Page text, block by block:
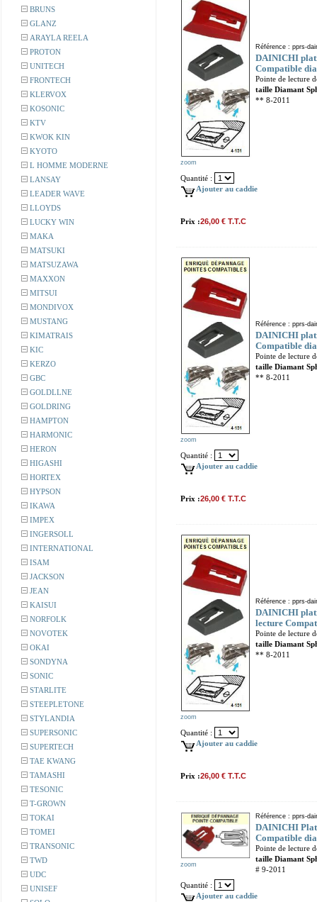
BRUNS
GLANZ
ARAYLA REELA
PROTON
UNITECH
FRONTECH
KLERVOX
KOSONIC
KTV
KWOK KIN
KYOTO
L HOMME MODERNE
LANSAY
LEADER WAVE
LLOYDS
LUCKY WIN
MAKA
MATSUKI
MATSUZAWA
MAXXON
MITSUI
MONDIVOX
MUSTANG
KIMATRAIS
KIC
KERZO
GBC
GOLDLLNE
GOLDRING
HAMPTON
HARMONIC
HERON
HIGASHI
HORTEX
HYPSON
IKAWA
IMPEX
INGERSOLL
INTERNATIONAL
ISAM
JACKSON
JEAN
KAISUI
NORFOLK
NOVOTEK
OKAI
SONDYNA
SONIC
STARLITE
STEEPLETONE
STYLANDIA
SUPERSONIC
SUPERTECH
TAE KWANG
TAMASHI
TESONIC
T-GROWN
TOKAI
TOMEI
TRANSONIC
TWD
UDC
UNISEF
zoom
Référence : pprs-
DAINICHI
Compatible
Pointe de lecture
taille Diamant
** 8-2011
Quantité :
Ajouter au caddie
Prix :26,00 € T.T.C
zoom
Référence : pprs-
DAINICHI
Compatible
Pointe de lecture
taille Diamant
** 8-2011
Quantité :
Ajouter au caddie
Prix :26,00 € T.T.C
zoom
Référence : pprs-
DAINICHI
lecture
Pointe de lecture
taille Diamant
** 8-2011
Quantité :
Ajouter au caddie
Prix :26,00 € T.T.C
zoom
Référence : pprs-
DAINICHI
Compatible
Pointe de lecture
taille Diamant
# 9-2011
Quantité :
Ajouter au caddie